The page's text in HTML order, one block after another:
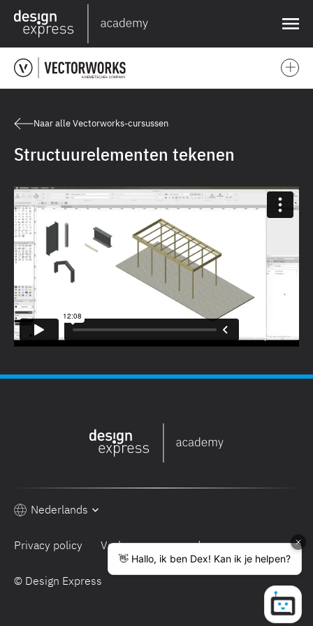
❌
Naar alle Vectorworks-cursussen
Structuurelementen tekenen
© Design Express
Privacy policy Verkoopsvoorwaarden
Nederlands